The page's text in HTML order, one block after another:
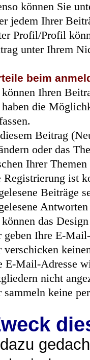
können Sie
jedem Ihrer
Profil/Profil
unter Ihrem
beim
können Ihren
haben die
Beitrag
oder das
Ihrer
Registrierung ist
Beiträge
können das
geben Ihre E-
verschicken
E-Mail-Adresse
nicht
sammeln keine